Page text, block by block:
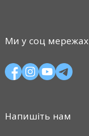
Ми у соц мережах
Напишіть нам